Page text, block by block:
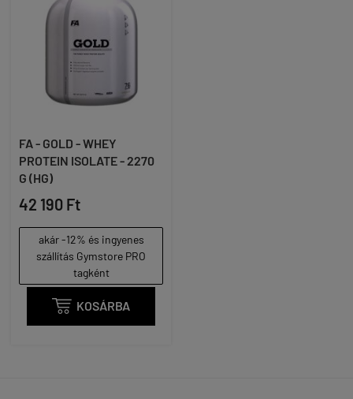
FA - GOLD - WHEY
PROTEIN ISOLATE - 2270
G (HG)
42 190 Ft
akár -12% és ingyenes
szállítás Gymstore PRO
tagként
 KOSÁRBA